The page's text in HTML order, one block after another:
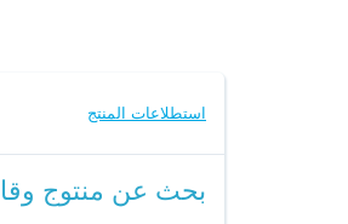
استطلاعات المنتج
بحث عن منتوج